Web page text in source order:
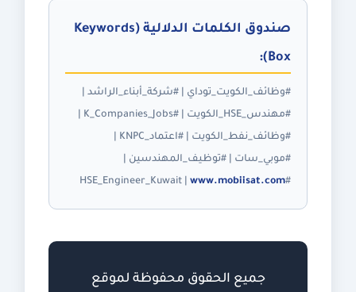
صندوق الكلمات الدلالية (Keywords
Box):
#وظائف_الكويت_توداي | #شركة_أبناء_الراشد |
#موبي_سات | #توظيف_المهندسين |
#HSE_Engineer_Kuwait |
www.mobiisat.com
جميع الحقوق محفوظة لموقع